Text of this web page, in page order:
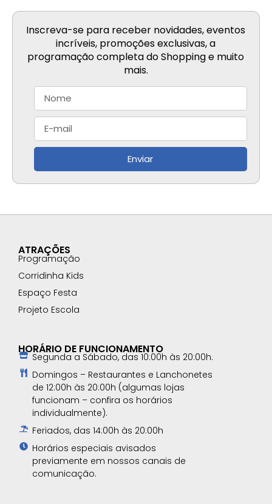
Inscreva-se para receber novidades, eventos
incríveis, promoções exclusivas, a
programação completa do Shopping e muito
mais.
Enviar
ATRAÇÕES
Programação
Corridinha Kids
Espaço Festa
Projeto Escola
HORÁRIO DE FUNCIONAMENTO
Segunda a Sábado, das 10:00h às 20:00h.
Domingos – Restaurantes e Lanchonetes
de 12:00h às 20:00h (algumas lojas
funcionam – confira os horários
individualmente).
Feriados, das 14:00h às 20:00h
Horários especiais avisados
previamente em nossos canais de
comunicação.​